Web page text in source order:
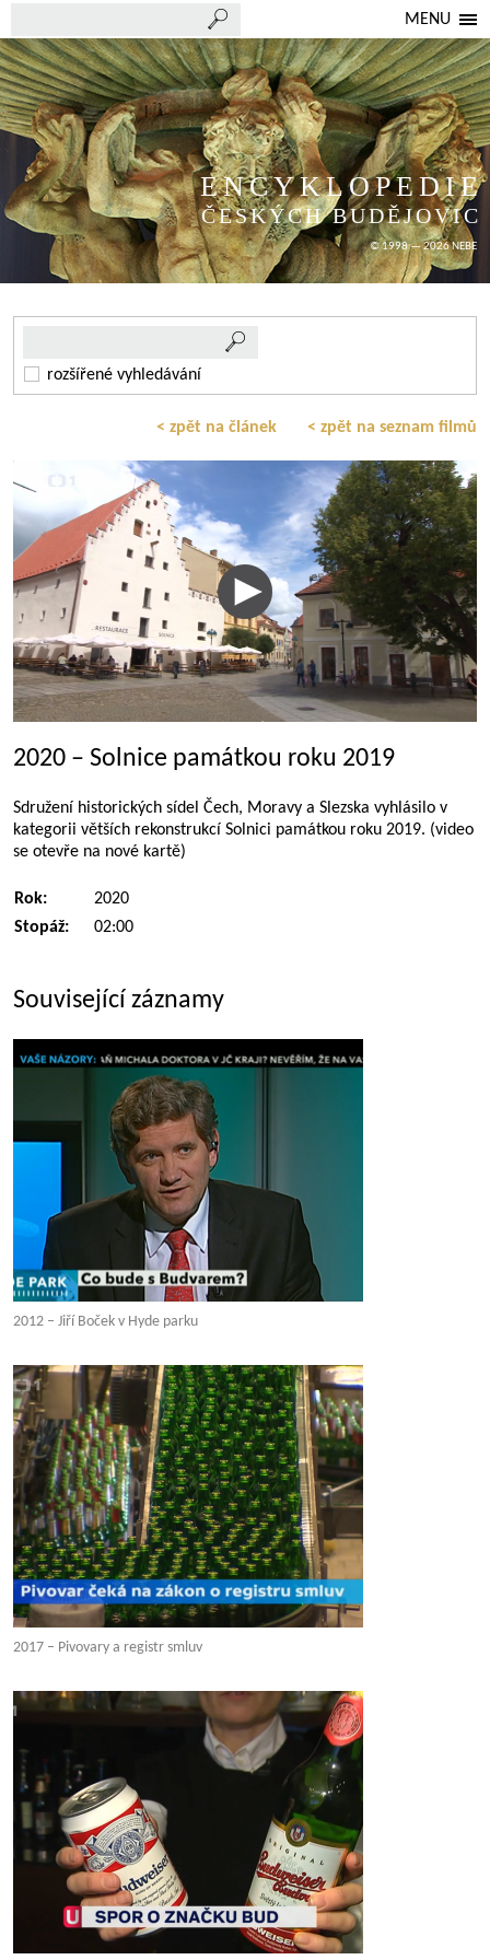
MENU
ENCYKLOPEDIE
ČESKÝCH BUDĚJOVIC
© 1998 — 2026 NEBE
rozšířené vyhledávání
< zpět na článek < zpět na seznam filmů
2020 – Solnice památkou roku 2019
Sdružení historických sídel Čech, Moravy a Slezska vyhlásilo v
kategorii větších rekonstrukcí Solnici památkou roku 2019. (video
se otevře na nové kartě)
Rok:
2020
Stopáž:
02:00
Související záznamy
2012 – Jiří Boček v Hyde parku
2017 – Pivovary a registr smluv